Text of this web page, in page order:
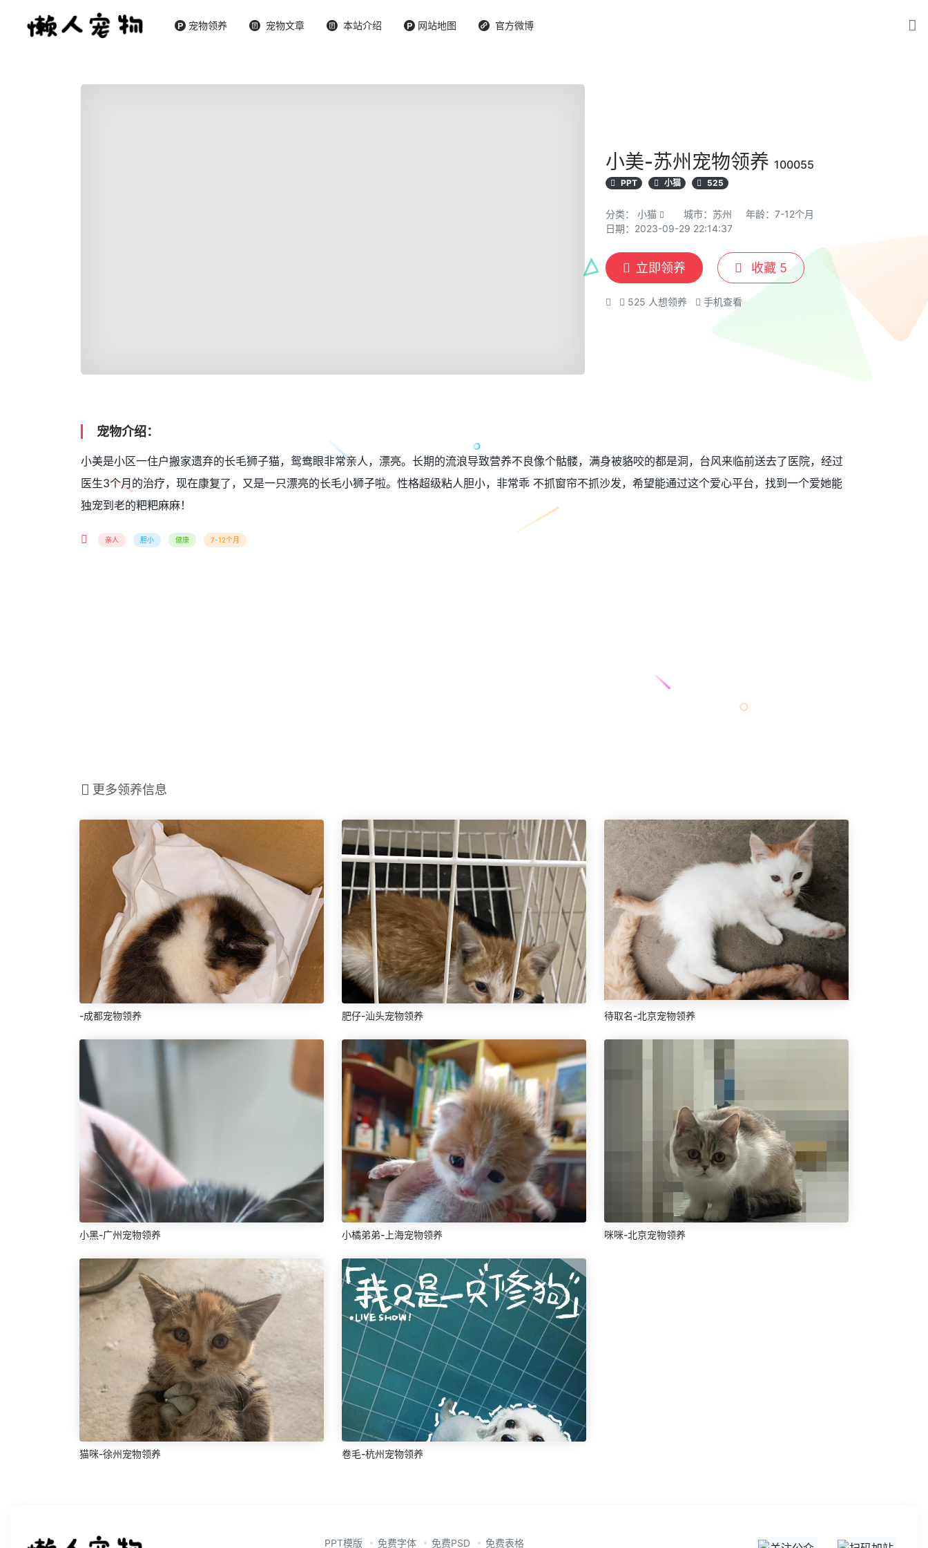
宠物领养 宠物文章 本站介绍 网站地图 官方微博
小美-苏州宠物领养 100055
PPT 小猫 525
分类： 小猫 城市：苏州
年龄：7-12个月
日期：2023-09-29 22:14:37
立即领养 收藏 5
525 人想领养 手机查看
宠物介绍：
小美是小区一住户搬家遗弃的长毛狮子猫，鸳鸯眼非常亲人，漂亮。长期的流浪导致营养不良像个骷髅，满身被貉咬的都是洞，台风来临前送去了医院，经过
医生3个月的治疗，现在康复了，又是一只漂亮的长毛小狮子啦。性格超级粘人胆小，非常乖 不抓窗帘不抓沙发，希望能通过这个爱心平台，找到一个爱她能
独宠到老的粑粑麻麻！
亲人 胆小 健康 7-12个月
更多领养信息
-成都宠物领养 肥仔-汕头宠物领养 待取名-北京宠物领养
小黑-广州宠物领养 小橘弟弟-上海宠物领养 咪咪-北京宠物领养
猫咪-徐州宠物领养 卷毛-杭州宠物领养
PPT模版 免费字体 免费PSD 免费表格